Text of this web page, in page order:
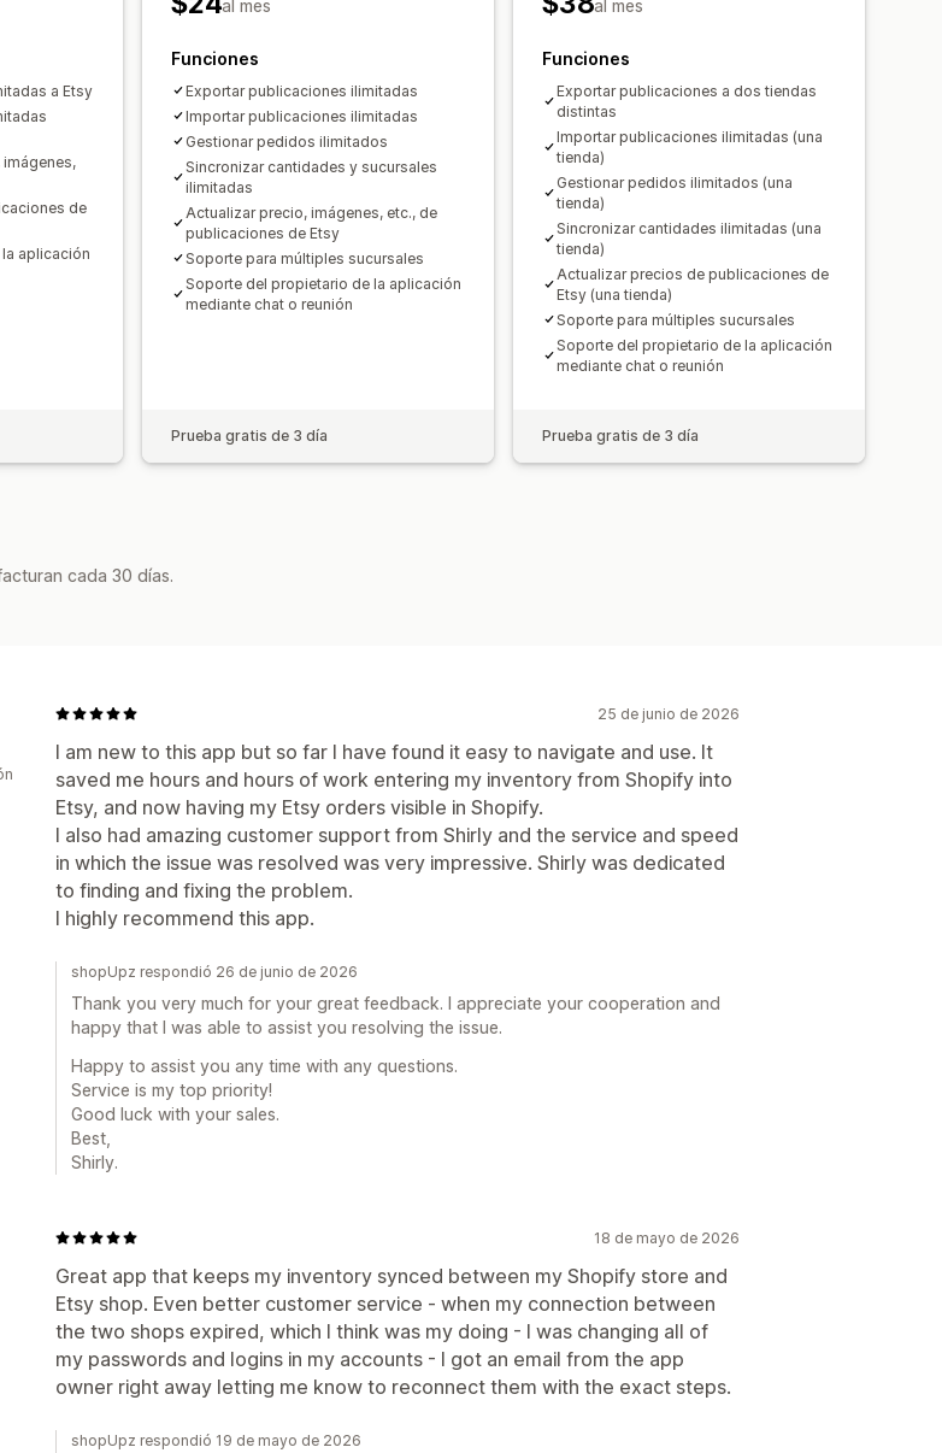
a Etsy
de
aplicación
al mes
Funciones
Exportar publicaciones ilimitadas
Importar publicaciones ilimitadas
Gestionar pedidos ilimitados
Sincronizar cantidades y sucursales
ilimitadas
Actualizar precio, imágenes, etc., de
publicaciones de Etsy
Soporte para múltiples sucursales
Soporte del propietario de la aplicación
mediante chat o reunión
Prueba gratis de 3 día
al mes
Funciones
Exportar publicaciones a dos tiendas
distintas
Importar publicaciones ilimitadas (una
tienda)
Gestionar pedidos ilimitados (una
tienda)
Sincronizar cantidades ilimitadas (una
tienda)
Actualizar precios de publicaciones de
Etsy (una tienda)
Soporte para múltiples sucursales
Soporte del propietario de la aplicación
mediante chat o reunión
Prueba gratis de 3 día
cada 30 días.
25 de junio de 2026
I am new to this app but so far I have found it easy to navigate and use. It
saved me hours and hours of work entering my inventory from Shopify into
Etsy, and now having my Etsy orders visible in Shopify.
I also had amazing customer support from Shirly and the service and speed
in which the issue was resolved was very impressive. Shirly was dedicated
to finding and fixing the problem.
I highly recommend this app.
shopUpz respondió 26 de junio de 2026
Thank you very much for your great feedback. I appreciate your cooperation and
happy that I was able to assist you resolving the issue.
Happy to assist you any time with any questions.
Service is my top priority!
Good luck with your sales.
Best,
Shirly.
18 de mayo de 2026
Great app that keeps my inventory synced between my Shopify store and
Etsy shop. Even better customer service - when my connection between
the two shops expired, which I think was my doing - I was changing all of
my passwords and logins in my accounts - I got an email from the app
owner right away letting me know to reconnect them with the exact steps.
shopUpz respondió 19 de mayo de 2026